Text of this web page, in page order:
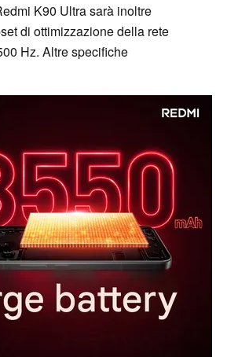
K90 Ultra sarà inoltre
di ottimizzazione della rete
Hz. Altre specifiche